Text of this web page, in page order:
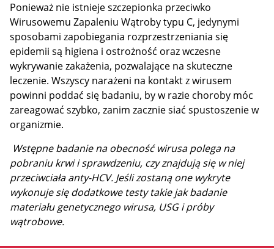
Ponieważ nie istnieje szczepionka przeciwko
Wirusowemu Zapaleniu Wątroby typu C, jedynymi
sposobami zapobiegania rozprzestrzeniania się
epidemii są higiena i ostrożność oraz wczesne
wykrywanie zakażenia, pozwalające na skuteczne
leczenie. Wszyscy narażeni na kontakt z wirusem
powinni poddać się badaniu, by w razie choroby móc
zareagować szybko, zanim zacznie siać spustoszenie w
organizmie.
Wstępne badanie na obecność wirusa polega na
pobraniu krwi i sprawdzeniu, czy znajdują się w niej
przeciwciała anty-HCV. Jeśli zostaną one wykryte
wykonuje się dodatkowe testy takie jak badanie
materiału genetycznego wirusa, USG i próby
wątrobowe.